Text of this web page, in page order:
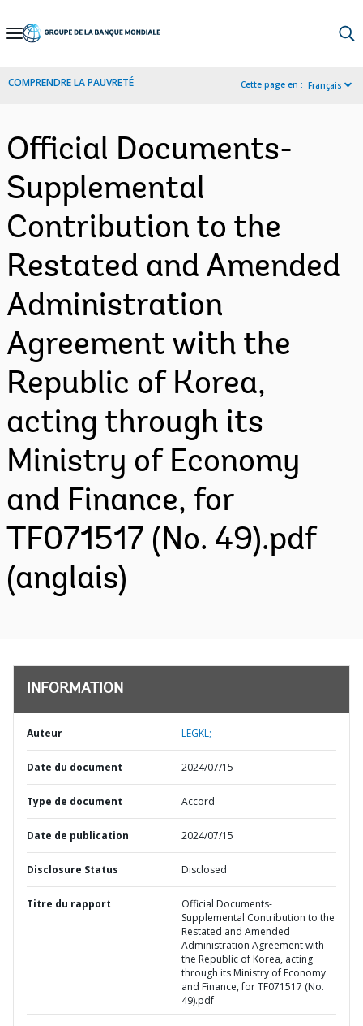
Skip
Navigation
COMPRENDRE LA PAUVRETÉ Cette page en : Français
Official Documents-
Supplemental
Contribution to the
Restated and Amended
Administration
Agreement with the
Republic of Korea,
acting through its
Ministry of Economy
and Finance, for
TF071517 (No. 49).pdf
(anglais)
INFORMATION
Auteur LEGKL;
Date du document 2024/07/15
Type de document Accord
Date de publication 2024/07/15
Disclosure Status Disclosed
Titre du rapport
Official Documents-
Supplemental Contribution to the
Restated and Amended
Administration Agreement with
the Republic of Korea, acting
through its Ministry of Economy
and Finance, for TF071517 (No.
49).pdf